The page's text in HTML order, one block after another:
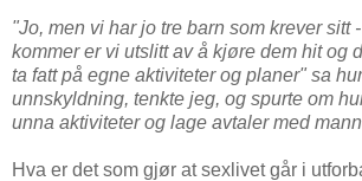
"Jo, men vi har jo tre barn som krever sitt
kommer er vi utslitt av å kjøre dem hit og
ta fatt på egne aktiviteter og planer" sa
unnskyldning, tenkte jeg, og spurte om
unna aktiviteter og lage avtaler med
Hva er det som gjør at sexlivet går i